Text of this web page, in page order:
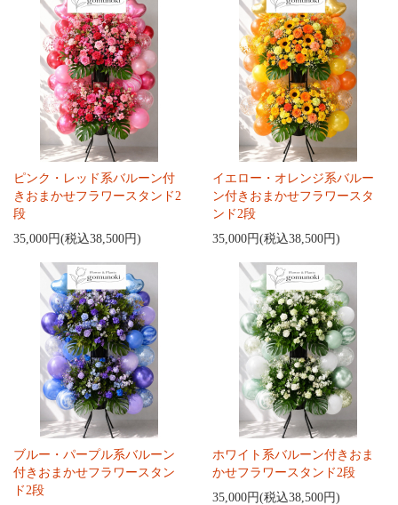
ピンク・レッド系バルーン付
きおまかせフラワースタンド2
段
35,000円(税込38,500円)
イエロー・オレンジ系バルー
ン付きおまかせフラワースタ
ンド2段
35,000円(税込38,500円)
ブルー・パープル系バルーン
付きおまかせフラワースタン
ド2段
ホワイト系バルーン付きおま
かせフラワースタンド2段
35,000円(税込38,500円)